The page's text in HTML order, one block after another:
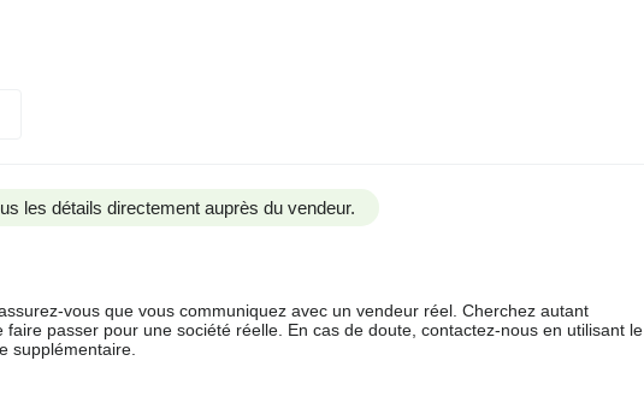
les détails directement auprès du vendeur.
vous que vous communiquez avec un vendeur réel. Cherchez autant
passer pour une société réelle. En cas de doute, contactez-nous en utilisant le
supplémentaire.